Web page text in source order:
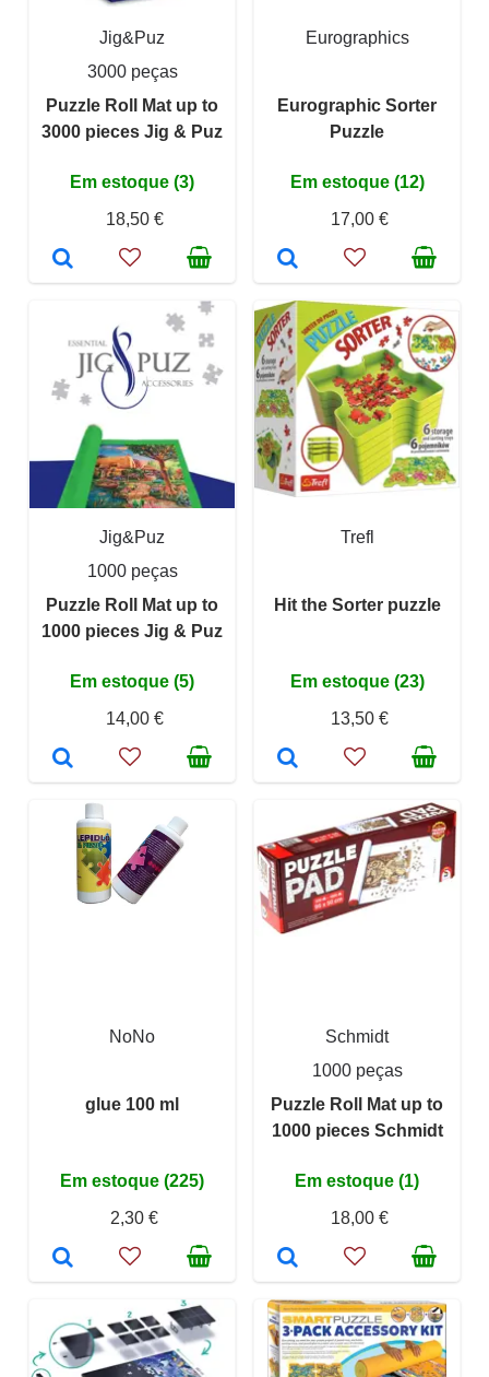
Jig&Puz
3000 peças
Puzzle Roll Mat up to
3000 pieces Jig & Puz
Em estoque (3)
18,50 €
Eurographics
Eurographic Sorter
Puzzle
Em estoque (12)
17,00 €
Jig&Puz
1000 peças
Puzzle Roll Mat up to
1000 pieces Jig & Puz
Em estoque (5)
14,00 €
Trefl
Hit the Sorter puzzle
Em estoque (23)
13,50 €
NoNo
glue 100 ml
Em estoque (225)
2,30 €
Schmidt
1000 peças
Puzzle Roll Mat up to
1000 pieces Schmidt
Em estoque (1)
18,00 €